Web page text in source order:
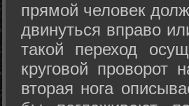
прямой человек
двинуться вправо
такой переход
круговой проворот
вторая нога